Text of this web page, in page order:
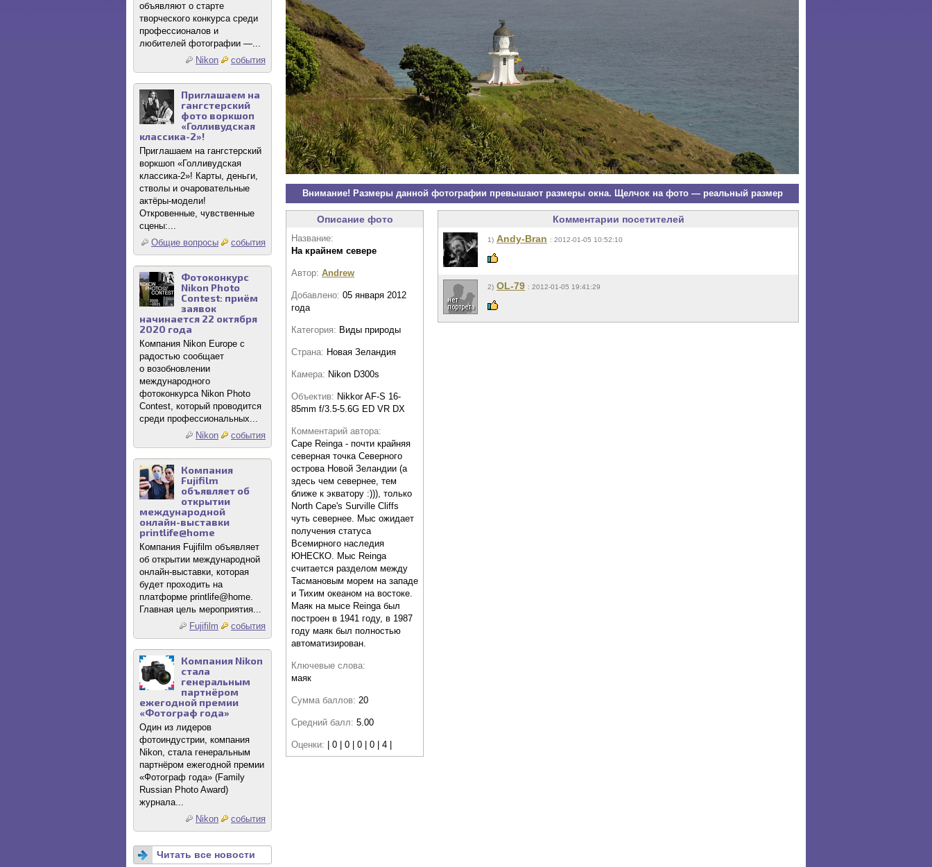
объявляют о старте
творческого конкурса среди
профессионалов и
любителей фотографии —...
Nikon
события
Приглашаем на
гангстерский
фото воркшоп
«Голливудская
классика-2»!
Приглашаем на гангстерский
воркшоп «Голливудская
классика-2»! Карты, деньги,
стволы и очаровательные
актёры-модели!
Откровенные, чувственные
сцены:...
Общие вопросы
события
Фотоконкурс
Nikon Photo
Contest: приём
заявок
начинается 22 октября
2020 года
Компания Nikon Europe с
радостью сообщает
о возобновлении
международного
фотоконкурса Nikon Photo
Contest, который проводится
среди профессиональных...
Nikon
события
Компания
Fujifilm
объявляет об
открытии
международной
онлайн-выставки
printlife@home
Компания Fujifilm объявляет
об открытии международной
онлайн-выставки, которая
будет проходить на
платформе printlife@home.
Главная цель мероприятия...
Fujifilm
события
Компания Nikon
стала
генеральным
партнёром
ежегодной премии
«Фотограф года»
Один из лидеров
фотоиндустрии, компания
Nikon, стала генеральным
партнёром ежегодной премии
«Фотограф года» (Family
Russian Photo Award)
журнала...
Nikon
события
Читать все новости
Внимание! Размеры данной фотографии превышают размеры окна. Щелчок на фото — реальный размер
Описание фото
Название:
На крайнем севере
Автор: Andrew
Добавлено: 05 января 2012
года
Категория: Виды природы
Страна: Новая Зеландия
Камера: Nikon D300s
Объектив: Nikkor AF-S 16-
85mm f/3.5-5.6G ED VR DX
Комментарий автора:
Cape Reinga - почти крайняя
северная точка Северного
острова Новой Зеландии (а
здесь чем севернее, тем
ближе к экватору :))), только
North Cape's Surville Cliffs
чуть севернее. Мыс ожидает
получения статуса
Всемирного наследия
ЮНЕСКО. Мыс Reinga
считается разделом между
Тасмановым морем на западе
и Тихим океаном на востоке.
Маяк на мысе Reinga был
построен в 1941 году, в 1987
году маяк был полностью
автоматизирован.
Ключевые слова:
маяк
Сумма баллов: 20
Средний балл: 5.00
Оценки: | 0 | 0 | 0 | 0 | 4 |
Комментарии посетителей
1) Andy-Bran : 2012-01-05 10:52:10
2) OL-79 : 2012-01-05 19:41:29